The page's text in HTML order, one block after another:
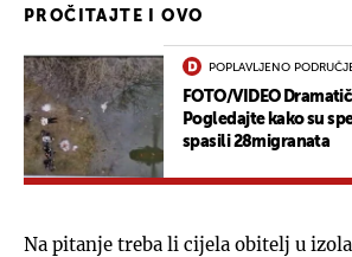
PROČITAJTE I OVO
POPLAVLJENO
FOTO/VIDEO
Pogledajte kako su
spasili 28migranata
Na pitanje treba li cijela obitelj u